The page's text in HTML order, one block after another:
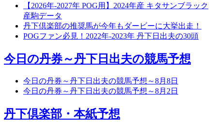
【2026年-2027年 POG用】2024年産 キタサンブラック
産駒データ
丹下倶楽部の推奨馬が今年もダービーに大挙出走！
POGファン必見！2022年-2023年 丹下日出夫の30頭
今日の丹券～丹下日出夫の競馬予想
今日の丹券～丹下日出夫の競馬予想～8月8日
今日の丹券～丹下日出夫の競馬予想～8月2日
丹下倶楽部・本紙予想